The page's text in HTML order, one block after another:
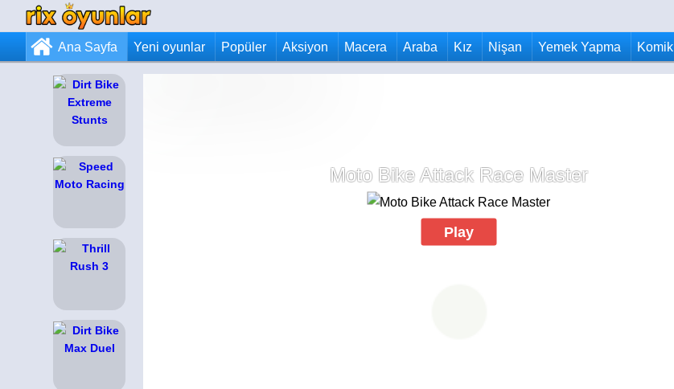
Ana Sayfa Yeni oyunlar Popüler Aksiyon Macera Araba Kız Nişan Yemek Yapma Komik
Moto Bike Attack Race Master
Play